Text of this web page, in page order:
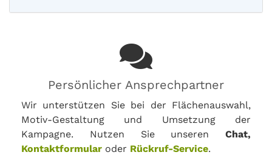
Persönlicher Ansprechpartner
Wir unterstützen Sie bei der Flächenauswahl,
Motiv-Gestaltung und Umsetzung der
Kampagne. Nutzen Sie unseren Chat,
Kontaktformular oder Rückruf-Service.